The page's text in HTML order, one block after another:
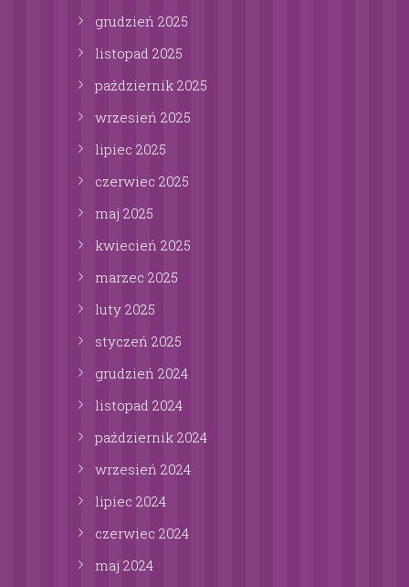
grudzień 2025
listopad 2025
październik 2025
wrzesień 2025
lipiec 2025
czerwiec 2025
maj 2025
kwiecień 2025
marzec 2025
luty 2025
styczeń 2025
grudzień 2024
listopad 2024
październik 2024
wrzesień 2024
lipiec 2024
czerwiec 2024
maj 2024